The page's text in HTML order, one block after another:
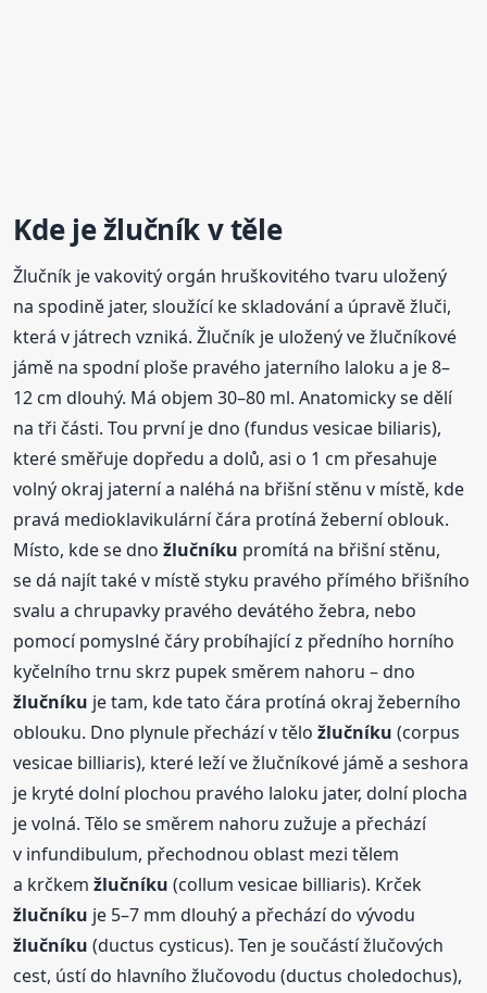
Kde je žlučník v těle
Žlučník je vakovitý orgán hruškovitého tvaru uložený
na spodině jater, sloužící ke skladování a úpravě žluči,
která v játrech vzniká. Žlučník je uložený ve žlučníkové
jámě na spodní ploše pravého jaterního laloku a je 8–
12 cm dlouhý. Má objem 30–80 ml. Anatomicky se dělí
na tři části. Tou první je dno (fundus vesicae biliaris),
které směřuje dopředu a dolů, asi o 1 cm přesahuje
volný okraj jaterní a naléhá na břišní stěnu v místě, kde
pravá medioklavikulární čára protíná žeberní oblouk.
Místo, kde se dnožlučníku promítá na břišní stěnu,
se dá najít také v místě styku pravého přímého břišního
svalu a chrupavky pravého devátého žebra, nebo
pomocí pomyslné čáry probíhající z předního horního
kyčelního trnu skrz pupek směrem nahoru – dno
žlučníku je tam, kde tato čára protíná okraj žeberního
oblouku. Dno plynule přechází v těložlučníku (corpus
vesicae billiaris), které leží ve žlučníkové jámě a seshora
je kryté dolní plochou pravého laloku jater, dolní plocha
je volná. Tělo se směrem nahoru zužuje a přechází
v infundibulum, přechodnou oblast mezi tělem
a krčkemžlučníku (collum vesicae billiaris). Krček
žlučníku je 5–7 mm dlouhý a přechází do vývodu
žlučníku (ductus cysticus). Ten je součástí žlučových
cest, ústí do hlavního žlučovodu (ductus choledochus),